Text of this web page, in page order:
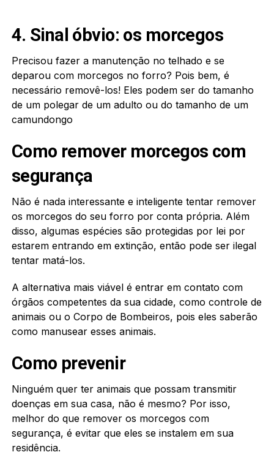
4. Sinal óbvio: os morcegos
Precisou fazer a manutenção no telhado e se
deparou com morcegos no forro? Pois bem, é
necessário removê-los! Eles podem ser do tamanho
de um polegar de um adulto ou do tamanho de um
camundongo
Como remover morcegos com
segurança
Não é nada interessante e inteligente tentar remover
os morcegos do seu forro por conta própria. Além
disso, algumas espécies são protegidas por lei por
estarem entrando em extinção, então pode ser ilegal
tentar matá-los.
A alternativa mais viável é entrar em contato com
órgãos competentes da sua cidade, como controle de
animais ou o Corpo de Bombeiros, pois eles saberão
como manusear esses animais.
Como prevenir
Ninguém quer ter animais que possam transmitir
doenças em sua casa, não é mesmo? Por isso,
melhor do que remover os morcegos com
segurança, é evitar que eles se instalem em sua
residência.